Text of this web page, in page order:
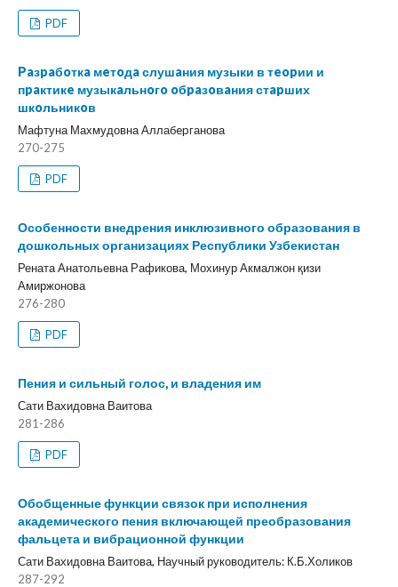
PDF
Paзpaбoткa мeтoдa слушaния музыки в тeopии и
пpaктикe музыкaльнoгo oбpaзoвaния стapших
шкoльникoв
Мафтуна Махмудовна Аллабepганова
270-275
PDF
Особенности внедрения инклюзивного образования в
дошкольных организациях Республики Узбекистан
Рената Анатольевна Рафикова, Мохинур Акмалжон қизи
Амиржонова
276-280
PDF
Пения и сильный голос, и владения им
Сати Вахидовна Ваитова
281-286
PDF
Обобщенные функции связок при исполнения
академического пения включающей преобразования
фальцета и вибрационной функции
Сати Вахидовна Ваитова, Научный руководитель: К.Б.Холиков
287-292